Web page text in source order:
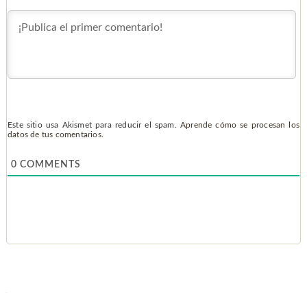
Este sitio usa Akismet para reducir el spam. Aprende cómo se procesan los
datos de tus comentarios.
0 COMMENTS